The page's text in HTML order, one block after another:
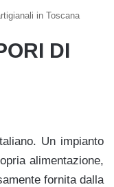
in Toscana
DI
Un impianto
alimentazione,
fornita dalla